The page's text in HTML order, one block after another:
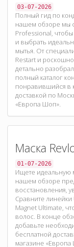
03-07-2026
Полный гид по
нашем обзоре мы
Professional,
и выбрать
мытья. От
Restart и
детально
полный каталог
понравившийся в
доставкой по
«Европа Шоп».
Маска
01-07-2026
Ищете идеальную
нашем обзоре
восстановления,
Сравните
Magnet Ultimate,
волос. В конце
добавьте
бесплатной
магазине